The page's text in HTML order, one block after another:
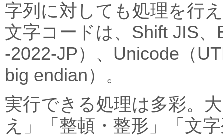
字列に対しても処理を行
文字コードは、Shift JIS
-2022-JP）、Unicode（
big endian）。
実行できる処理は多彩。
え」「整頓・整形」「文